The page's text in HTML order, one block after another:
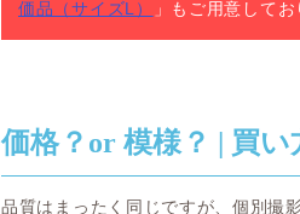
価品（サイズL）
」もご用意して
価格？or 模様？ | 買
品質はまったく同じですが、個別撮